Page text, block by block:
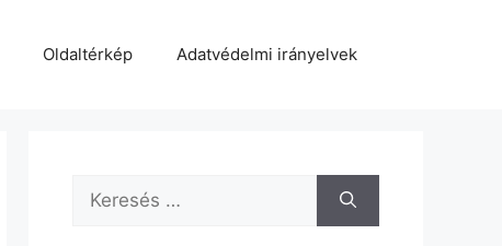
Oldaltérkép Adatvédelmi irányelvek
Keresés: